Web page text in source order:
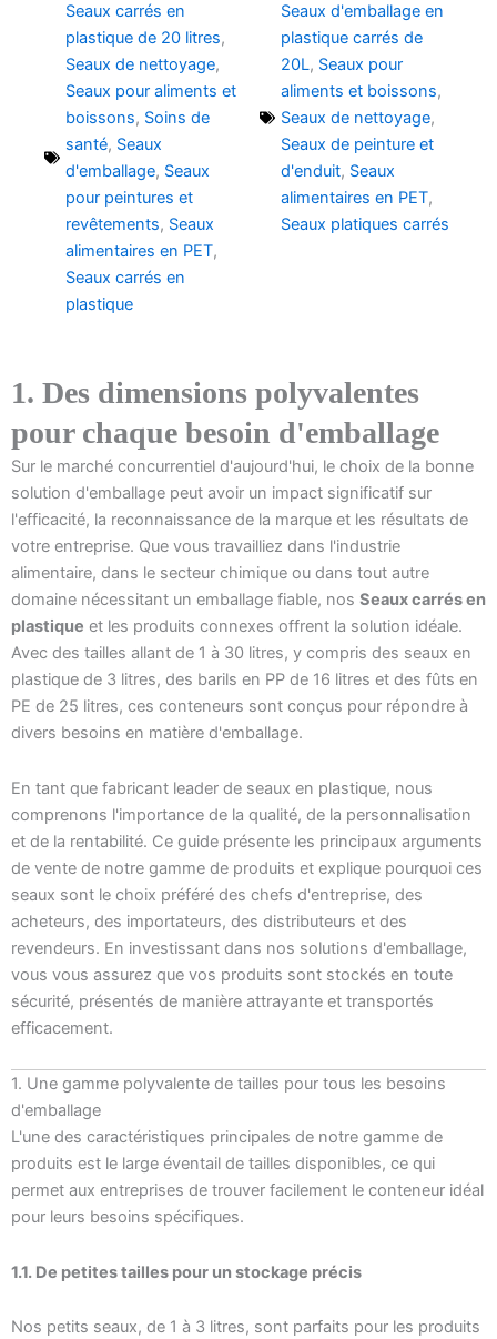
Seaux carrés en
plastique de 20 litres,
Seaux de nettoyage,
Seaux pour aliments et
boissons, Soins de
santé, Seaux
d'emballage, Seaux
pour peintures et
revêtements, Seaux
alimentaires en PET,
Seaux carrés en
plastique
Seaux d'emballage en
plastique carrés de
20L, Seaux pour
aliments et boissons,
Seaux de nettoyage,
Seaux de peinture et
d'enduit, Seaux
alimentaires en PET,
Seaux platiques carrés
1. Des dimensions polyvalentes
pour chaque besoin d'emballage
Sur le marché concurrentiel d'aujourd'hui, le choix de la bonne
solution d'emballage peut avoir un impact significatif sur
l'efficacité, la reconnaissance de la marque et les résultats de
votre entreprise. Que vous travailliez dans l'industrie
alimentaire, dans le secteur chimique ou dans tout autre
domaine nécessitant un emballage fiable, nos Seaux carrés en
plastique et les produits connexes offrent la solution idéale.
Avec des tailles allant de 1 à 30 litres, y compris des seaux en
plastique de 3 litres, des barils en PP de 16 litres et des fûts en
PE de 25 litres, ces conteneurs sont conçus pour répondre à
divers besoins en matière d'emballage.
En tant que fabricant leader de seaux en plastique, nous
comprenons l'importance de la qualité, de la personnalisation
et de la rentabilité. Ce guide présente les principaux arguments
de vente de notre gamme de produits et explique pourquoi ces
seaux sont le choix préféré des chefs d'entreprise, des
acheteurs, des importateurs, des distributeurs et des
revendeurs. En investissant dans nos solutions d'emballage,
vous vous assurez que vos produits sont stockés en toute
sécurité, présentés de manière attrayante et transportés
efficacement.
1. Une gamme polyvalente de tailles pour tous les besoins
d'emballage
L'une des caractéristiques principales de notre gamme de
produits est le large éventail de tailles disponibles, ce qui
permet aux entreprises de trouver facilement le conteneur idéal
pour leurs besoins spécifiques.
1.1. De petites tailles pour un stockage précis
Nos petits seaux, de 1 à 3 litres, sont parfaits pour les produits